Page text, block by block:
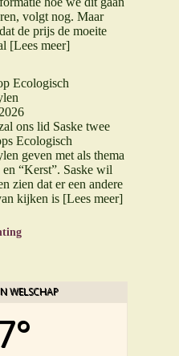
volgt nog. Maar
de prijs de moeite
[Lees meer]
Ecologisch
ons lid Saske twee
Ecologisch
geven met als thema
en “Kerst”. Saske wil
zien dat er een andere
kijken is [Lees meer]
WELSCHAP